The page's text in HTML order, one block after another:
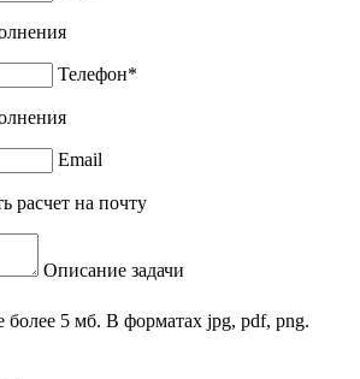
Телефон*
Email
расчет на почту
Описание задачи
более 5 мб. В форматах jpg, pdf, png.